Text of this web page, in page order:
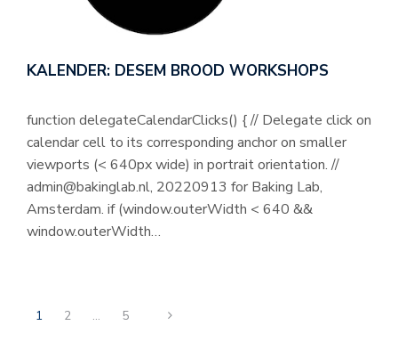
KALENDER: DESEM BROOD WORKSHOPS
function delegateCalendarClicks() { // Delegate click on
calendar cell to its corresponding anchor on smaller
viewports (< 640px wide) in portrait orientation. //
admin@bakinglab.nl, 20220913 for Baking Lab,
Amsterdam. if (window.outerWidth < 640 &&
window.outerWidth…
1 2 … 5